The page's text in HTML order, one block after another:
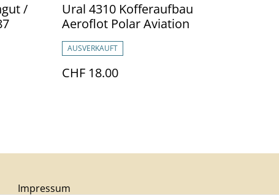
/
Ural 4310 Kofferaufbau
Aeroflot Polar Aviation
AUSVERKAUFT
CHF 18.00
Impressum